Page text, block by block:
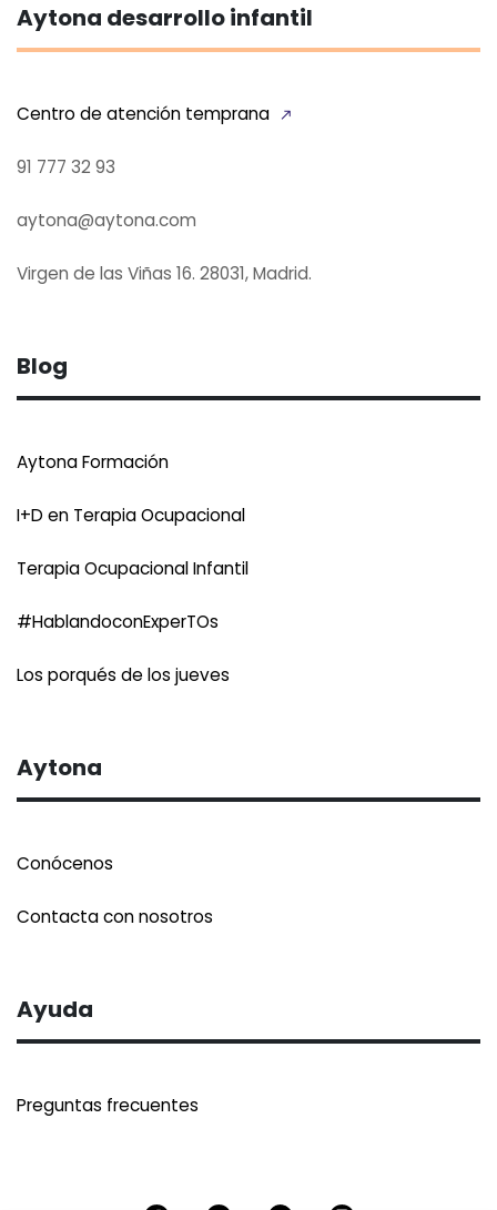
Aytona desarrollo infantil
Centro de atención temprana
91 777 32 93
aytona@aytona.com
Virgen de las Viñas 16. 28031, Madrid.
Blog
Aytona Formación
I+D en Terapia Ocupacional
Terapia Ocupacional Infantil
#HablandoconExperTOs
Los porqués de los jueves
Aytona
Conócenos
Contacta con nosotros
Ayuda
Preguntas frecuentes